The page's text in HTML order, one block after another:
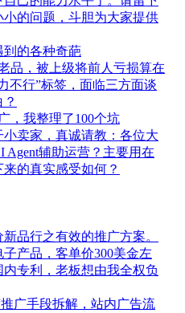
的问题，斗胆为大家提供
到的各种奇葩
品，被上级将前人亏损算在
不行”标签，面临三方面谈
，我整理了100个坑
卖家，真诚请教：各位大
Agent辅助运营？主要用在
的真实感受如何？
品行之有效的推广方案。
产品，客单价300美金左
专利，老板想由我全权负
广手段拆解，站内广告流